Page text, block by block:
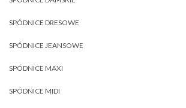
SPÓDNICE DRESOWE
SPÓDNICE JEANSOWE
SPÓDNICE MAXI
SPÓDNICE MIDI